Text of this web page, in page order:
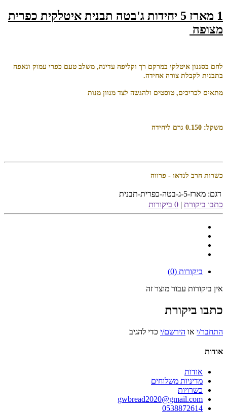
1 מארז 5 יחידות ג'בטה תבנית איטלקית כפרית
מצופה
לחם בסגנון איטלקי במרקם רך וקליפה עדינה, משלב טעם כפרי עמוק ונאפה
בתבנית לקבלת צורה אחידה.
מתאים לכריכים, טוסטים ולהגשה לצד מגוון מנות
משקל: 0.150 גרם ליחידה
כשרות הרב לנדאו - פרווה
דגם: מארז-5-ג-בטה-כפרית-תבנית
כתבו ביקורת | 0 ביקורות
ביקורות (0)
אין ביקורות עבור מוצר זה
כתבו ביקורת
התחבר/י או הירשם/י כדי להגיב
אודות
אודות
מדיניות משלוחים
כשרויות
gwbread2020@gmail.com
0538872614